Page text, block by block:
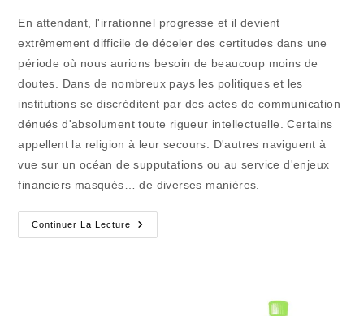
publication :
En attendant, l'irrationnel progresse et il devient
extrêmement difficile de déceler des certitudes dans une
période où nous aurions besoin de beaucoup moins de
doutes. Dans de nombreux pays les politiques et les
institutions se discréditent par des actes de communication
dénués d'absolument toute rigueur intellectuelle. Certains
appellent la religion à leur secours. D'autres naviguent à
vue sur un océan de supputations ou au service d'enjeux
financiers masqués… de diverses manières.
Continuer La Lecture
Confinavirus
(36)